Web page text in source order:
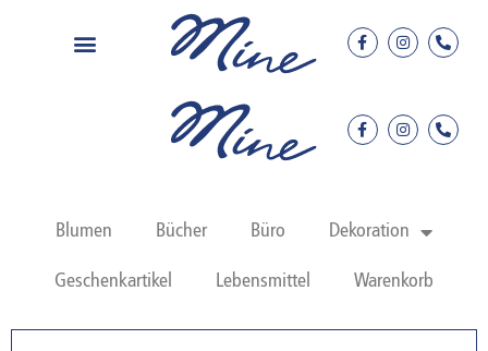
Blumen Bücher Büro Dekoration
Geschenkartikel Lebensmittel Warenkorb